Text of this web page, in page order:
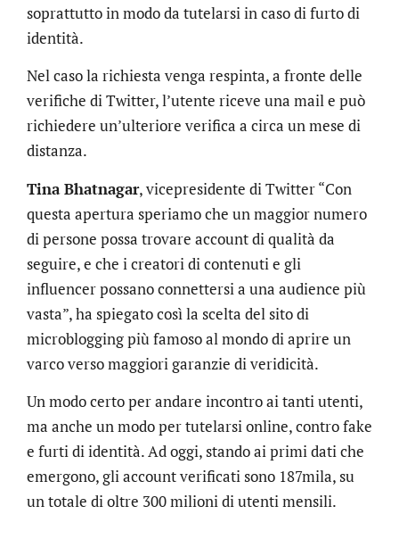
soprattutto in modo da tutelarsi in caso di furto di
identità.
Nel caso la richiesta venga respinta, a fronte delle
verifiche di Twitter, l’utente riceve una mail e può
richiedere un’ulteriore verifica a circa un mese di
distanza.
Tina Bhatnagar, vicepresidente di Twitter “Con
questa apertura speriamo che un maggior numero
di persone possa trovare account di qualità da
seguire, e che i creatori di contenuti e gli
influencer possano connettersi a una audience più
vasta”, ha spiegato così la scelta del sito di
microblogging più famoso al mondo di aprire un
varco verso maggiori garanzie di veridicità.
Un modo certo per andare incontro ai tanti utenti,
ma anche un modo per tutelarsi online, contro fake
e furti di identità. Ad oggi, stando ai primi dati che
emergono, gli account verificati sono 187mila, su
un totale di oltre 300 milioni di utenti mensili.